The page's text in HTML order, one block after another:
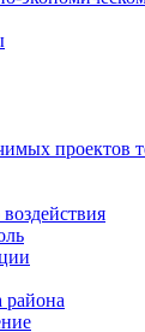
проектов
района